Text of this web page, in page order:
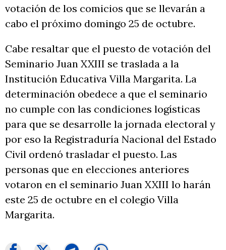
votación de los comicios que se llevarán a
cabo el próximo domingo 25 de octubre.
Cabe resaltar que el puesto de votación del
Seminario Juan XXIII se traslada a la
Institución Educativa Villa Margarita. La
determinación obedece a que el seminario
no cumple con las condiciones logísticas
para que se desarrolle la jornada electoral y
por eso la Registraduría Nacional del Estado
Civil ordenó trasladar el puesto. Las
personas que en elecciones anteriores
votaron en el seminario Juan XXIII lo harán
este 25 de octubre en el colegio Villa
Margarita.